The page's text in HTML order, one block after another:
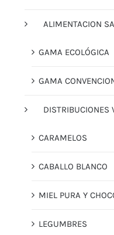
ALIMENTACION
GAMA ECOLÓGICA
GAMA
DISTRIBUCIONES
CARAMELOS
CABALLO BLANCO
MIEL PURA Y
LEGUMBRES